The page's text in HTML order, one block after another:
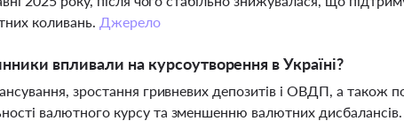
коливань. Джерело
впливали на курсоутворення в Україні?
зростання гривневих депозитів і ОВДП, а
валютного курсу та зменшенню валютних дисбалансів.